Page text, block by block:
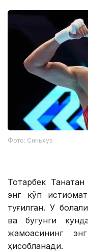
Фото: Синьхуа
Тоқтарбек
энг кўп
туғилган. У
ва бугунги
жамоасининг
ҳисобланади.